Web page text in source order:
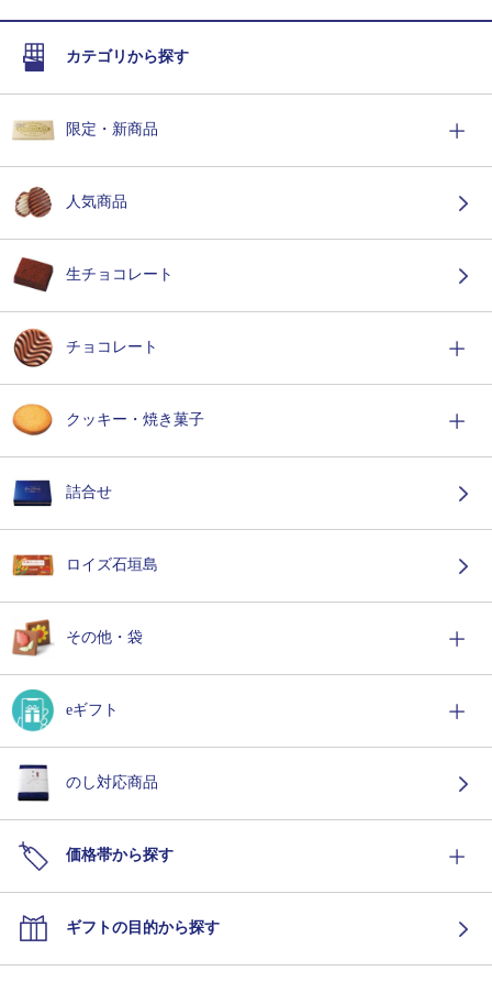
カテゴリから探す
限定・新商品
人気商品
生チョコレート
チョコレート
クッキー・焼き菓子
詰合せ
ロイズ石垣島
その他・袋
eギフト
のし対応商品
価格帯から探す
ギフトの目的から探す